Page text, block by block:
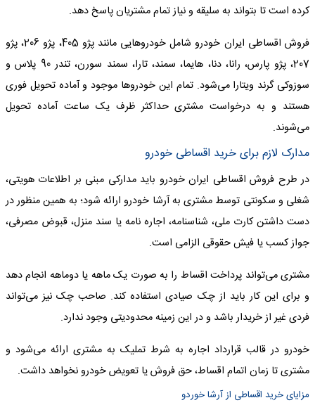
کرده است تا بتواند به سلیقه و نیاز تمام مشتریان پاسخ دهد.
فروش اقساطی ایران خودرو شامل خودروهایی مانند پژو 405، پژو 206، پژو
207، پژو پارس، رانا، دنا، هایما، سمند، تارا، سمند سورن، تندر 90 پلاس و
سوزوکی گرند ویتارا می‌شود. تمام این خودروها موجود و آماده تحویل فوری
هستند و به درخواست مشتری حداکثر ظرف یک ساعت آماده تحویل
می‌شوند.
مدارک لازم برای خرید اقساطی خودرو
در طرح فروش اقساطی ایران خودرو باید مدارکی مبنی بر اطلاعات هویتی،
شغلی و سکونتی توسط مشتری به آرشا خودرو ارائه شود؛ به همین منظور در
دست داشتن کارت ملی، شناسنامه، اجاره نامه یا سند منزل، قبوض مصرفی،
جواز کسب یا فیش حقوقی الزامی است.
مشتری می‌تواند پرداخت اقساط را به صورت یک ماهه یا دوماهه انجام دهد
و برای این کار باید از چک صیادی استفاده کند. صاحب چک نیز می‌تواند
فردی غیر از خریدار باشد و در این زمینه محدودیتی وجود ندارد.
خودرو در قالب قرارداد اجاره به شرط تملیک به مشتری ارائه می‌شود و
مشتری تا زمان اتمام اقساط، حق فروش یا تعویض خودرو نخواهد داشت.
مزایای خرید اقساطی از آرشا خوردو